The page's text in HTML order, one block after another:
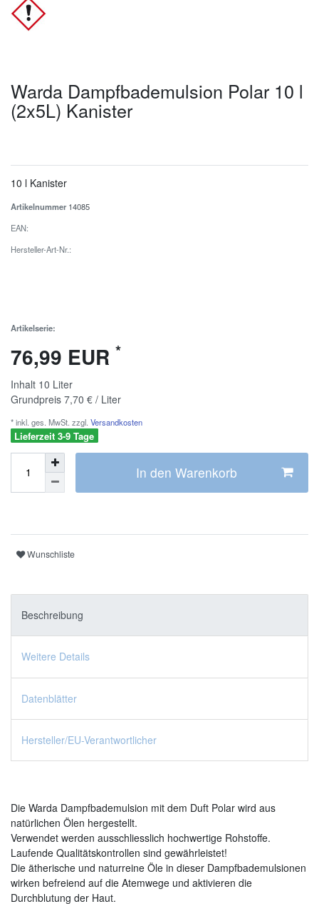
Warda Dampfbademulsion Polar 10 l
(2x5L) Kanister
10 l Kanister
Artikelnummer 14085
EAN:
Hersteller-Art-Nr.:
Artikelserie:
76,99 EUR *
Inhalt 10 Liter
Grundpreis 7,70 € / Liter
* inkl. ges. MwSt. zzgl. Versandkosten
Lieferzeit 3-9 Tage
In den Warenkorb
Wunschliste
Beschreibung
Weitere Details
Datenblätter
Hersteller/EU-Verantwortlicher
Die Warda Dampfbademulsion mit dem Duft Polar wird aus
natürlichen Ölen hergestellt.
Verwendet werden ausschliesslich hochwertige Rohstoffe.
Laufende Qualitätskontrollen sind gewährleistet!
Die ätherische und naturreine Öle in dieser Dampfbademulsionen
wirken befreiend auf die Atemwege und aktivieren die
Durchblutung der Haut.